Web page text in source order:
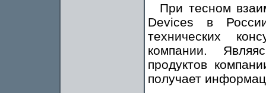
При тесном
Devices в
технических
компании.
продуктов
получает